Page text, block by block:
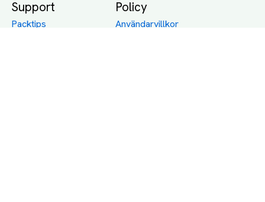
Support
Packtips
Policy
Användarvillkor